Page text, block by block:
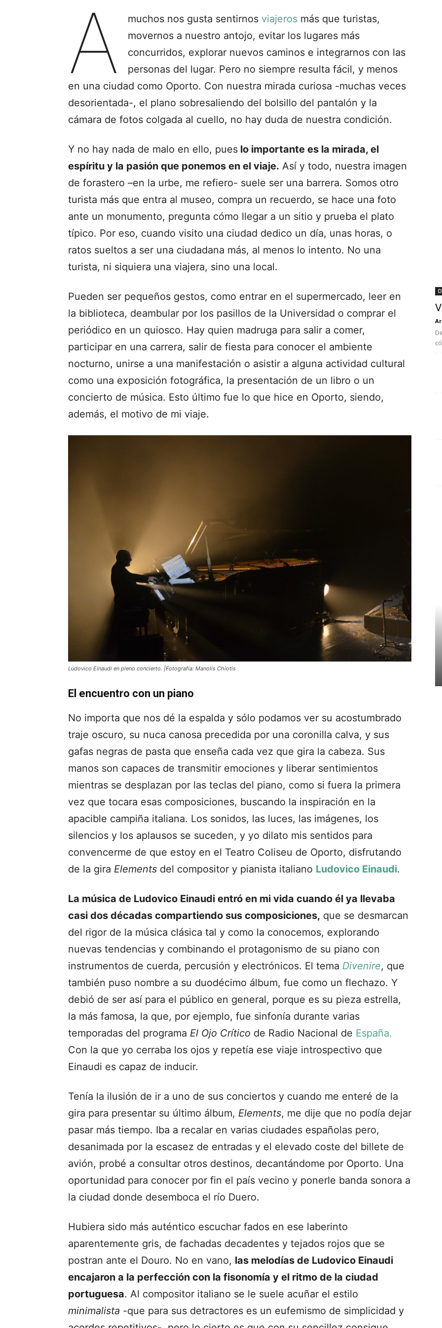
A muchos nos gusta sentirnosviajerosmás que turistas,
movernos a nuestro antojo, evitar los lugares más
concurridos, explorar nuevos caminos e integrarnos con las
personas del lugar. Pero no siempre resulta fácil, y menos
en una ciudad como Oporto. Con nuestra mirada curiosa -muchas veces
desorientada-, el plano sobresaliendo del bolsillo del pantalón y la
cámara de fotos colgada al cuello, no hay duda de nuestra condición.
Y no hay nada de malo en ello, pues lo importante es la mirada, el
espíritu y la pasión que ponemos en el viaje. Así y todo, nuestra imagen
de forastero –en la urbe, me refiero- suele ser una barrera. Somos otro
turista más que entra al museo, compra un recuerdo, se hace una foto
ante un monumento, pregunta cómo llegar a un sitio y prueba el plato
típico. Por eso, cuando visito una ciudad dedico un día, unas horas, o
ratos sueltos a ser una ciudadana más, al menos lo intento. No una
turista, ni siquiera una viajera, sino una local.
Pueden ser pequeños gestos, como entrar en el supermercado, leer en
la biblioteca, deambular por los pasillos de la Universidad o comprar el
periódico en un quiosco. Hay quien madruga para salir a comer,
participar en una carrera, salir de fiesta para conocer el ambiente
nocturno, unirse a una manifestación o asistir a alguna actividad cultural
como una exposición fotográfica, la presentación de un libro o un
concierto de música. Esto último fue lo que hice en Oporto, siendo,
además, el motivo de mi viaje.
Ludovico Einaudi en pleno concierto. |Fotografía: Manolis Chiotis
El encuentro con un piano
No importa que nos dé la espalda y sólo podamos ver su acostumbrado
traje oscuro, su nuca canosa precedida por una coronilla calva, y sus
gafas negras de pasta que enseña cada vez que gira la cabeza. Sus
manos son capaces de transmitir emociones y liberar sentimientos
mientras se desplazan por las teclas del piano, como si fuera la primera
vez que tocara esas composiciones, buscando la inspiración en la
apacible campiña italiana. Los sonidos, las luces, las imágenes, los
silencios y los aplausos se suceden, y yo dilato mis sentidos para
convencerme de que estoy en el Teatro Coliseu de Oporto, disfrutando
de la gira Elements del compositor y pianista italiano Ludovico Einaudi.
La música de Ludovico Einaudi entró en mi vida cuando él ya llevaba
casi dos décadas compartiendo sus composiciones, que se desmarcan
del rigor de la música clásica tal y como la conocemos, explorando
nuevas tendencias y combinando el protagonismo de su piano con
instrumentos de cuerda, percusión y electrónicos. El tema Divenire, que
también puso nombre a su duodécimo álbum, fue como un flechazo. Y
debió de ser así para el público en general, porque es su pieza estrella,
la más famosa, la que, por ejemplo, fue sinfonía durante varias
temporadas del programa El Ojo Crítico de Radio Nacional de España.
Con la que yo cerraba los ojos y repetía ese viaje introspectivo que
Einaudi es capaz de inducir.
Tenía la ilusión de ir a uno de sus conciertos y cuando me enteré de la
gira para presentar su último álbum, Elements, me dije que no podía dejar
pasar más tiempo. Iba a recalar en varias ciudades españolas pero,
desanimada por la escasez de entradas y el elevado coste del billete de
avión, probé a consultar otros destinos, decantándome por Oporto. Una
oportunidad para conocer por fin el país vecino y ponerle banda sonora a
la ciudad donde desemboca el río Duero.
Hubiera sido más auténtico escuchar fados en ese laberinto
aparentemente gris, de fachadas decadentes y tejados rojos que se
postran ante el Douro. No en vano, las melodías de Ludovico Einaudi
encajaron a la perfección con la fisonomía y el ritmo de la ciudad
portuguesa. Al compositor italiano se le suele acuñar el estilo
minimalista -que para sus detractores es un eufemismo de simplicidad y